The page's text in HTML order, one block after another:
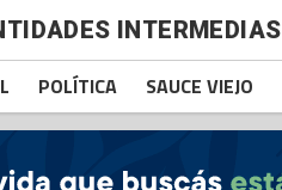
INTERMEDIAS
POLÍTICA SAUCE VIEJO